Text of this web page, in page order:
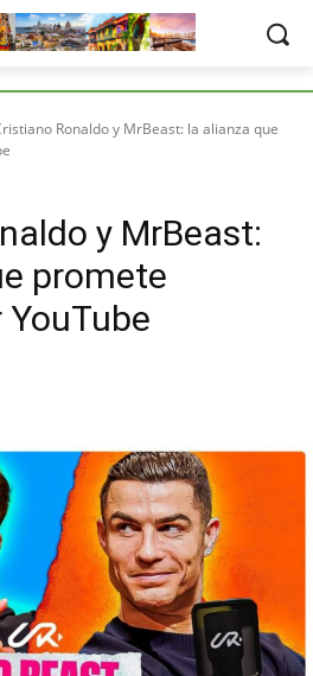
Ronaldo y MrBeast: la alianza que
y MrBeast:
promete